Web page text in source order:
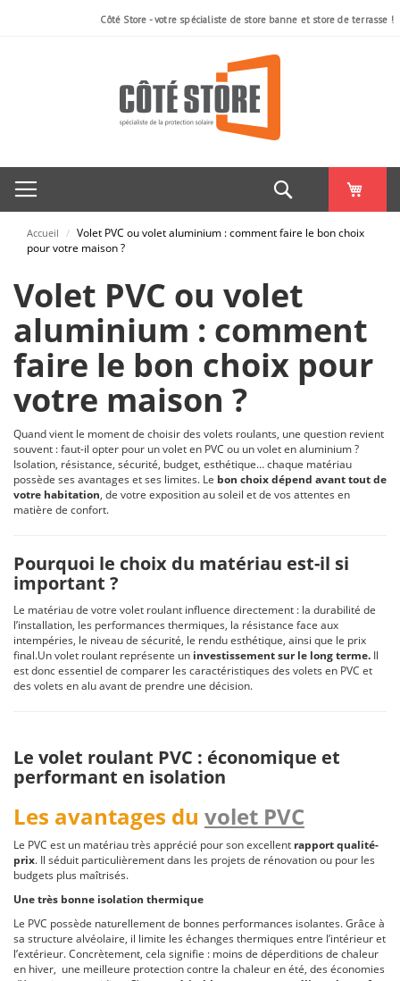
Côté Store - votre spécialiste de store banne et store de terrasse !
Rechercher
Accueil / Volet PVC ou volet aluminium : comment faire le bon choix
pour votre maison ?
Volet PVC ou volet
aluminium : comment
faire le bon choix pour
votre maison ?
Quand vient le moment de choisir des volets roulants, une question revient
souvent : faut-il opter pour un volet en PVC ou un volet en aluminium ?
Isolation, résistance, sécurité, budget, esthétique… chaque matériau
possède ses avantages et ses limites. Le bon choix dépend avant tout de
votre habitation, de votre exposition au soleil et de vos attentes en
matière de confort.
Pourquoi le choix du matériau est-il si
important ?
Le matériau de votre volet roulant influence directement : la durabilité de
l’installation, les performances thermiques, la résistance face aux
intempéries, le niveau de sécurité, le rendu esthétique, ainsi que le prix
final.Un volet roulant représente un investissement sur le long terme. Il
est donc essentiel de comparer les caractéristiques des volets en PVC et
des volets en alu avant de prendre une décision.
Le volet roulant PVC : économique et
performant en isolation
Les avantages du volet PVC
Le PVC est un matériau très apprécié pour son excellent rapport qualité-
prix. Il séduit particulièrement dans les projets de rénovation ou pour les
budgets plus maîtrisés.
Une très bonne isolation thermique
Le PVC possède naturellement de bonnes performances isolantes. Grâce à
sa structure alvéolaire, il limite les échanges thermiques entre l’intérieur et
l’extérieur. Concrètement, cela signifie : moins de déperditions de chaleur
en hiver, une meilleure protection contre la chaleur en été, des économies